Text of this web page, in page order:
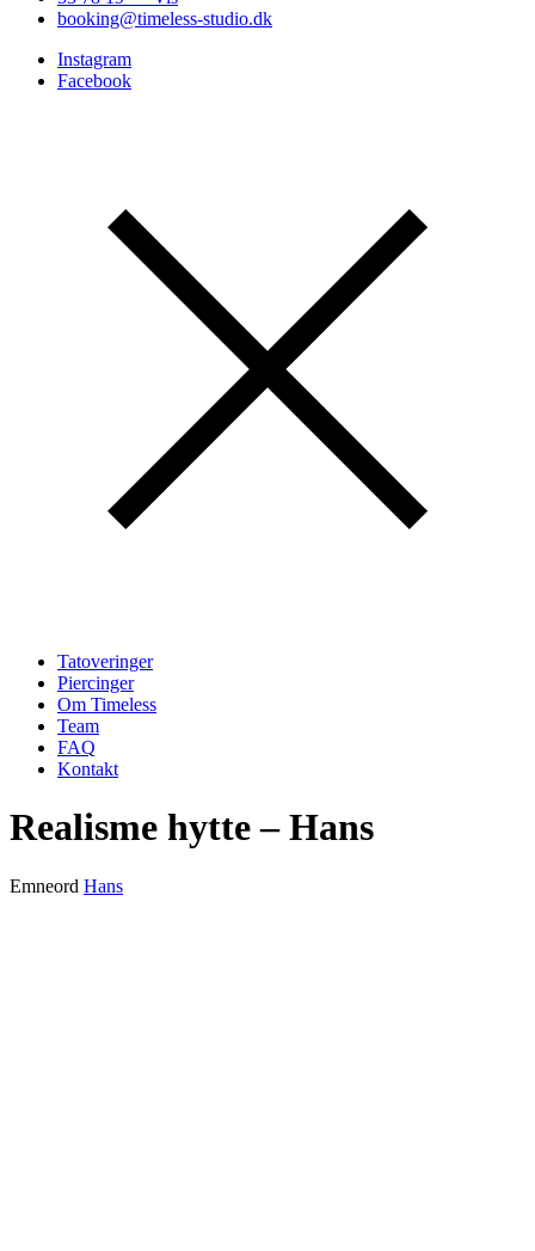
booking@timeless-studio.dk
Instagram
Facebook
Tatoveringer
Piercinger
Om Timeless
Team
FAQ
Kontakt
Realisme hytte – Hans
Emneord Hans